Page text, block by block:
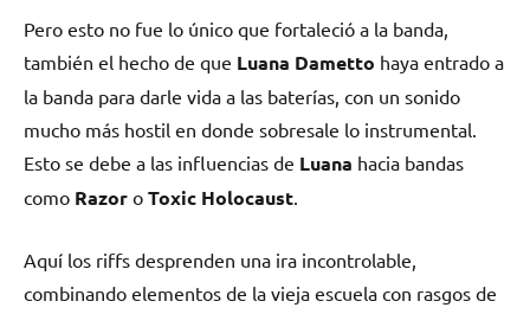
Pero esto no fue lo único que fortaleció a la banda,
también el hecho de que Luana Dametto haya entrado a
la banda para darle vida a las baterías, con un sonido
mucho más hostil en donde sobresale lo instrumental.
Esto se debe a las influencias de Luana hacia bandas
como Razor o Toxic Holocaust
Aquí los riffs desprenden una ira incontrolable,
combinando elementos de la vieja escuela con rasgos de